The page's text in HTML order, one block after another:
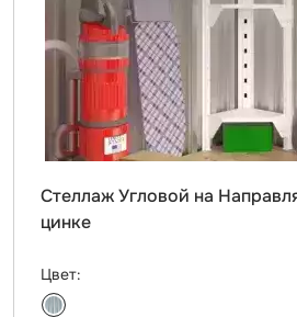
Стеллаж Угловой на
цинке
Цвет: